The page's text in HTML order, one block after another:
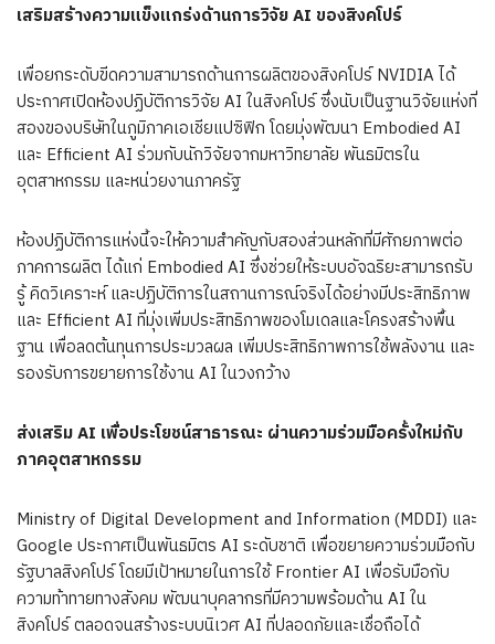
เสริมสร้างความแข็งแกร่งด้านการวิจัย AI ของสิงคโปร์
เพื่อยกระดับขีดความสามารถด้านการผลิตของสิงคโปร์ NVIDIA ได้
ประกาศเปิดห้องปฏิบัติการวิจัย AI ในสิงคโปร์ ซึ่งนับเป็นฐานวิจัยแห่งที่
สองของบริษัทในภูมิภาคเอเชียแปซิฟิก โดยมุ่งพัฒนา Embodied AI
และ Efficient AI ร่วมกับนักวิจัยจากมหาวิทยาลัย พันธมิตรใน
อุตสาหกรรม และหน่วยงานภาครัฐ
ห้องปฏิบัติการแห่งนี้จะให้ความสำคัญกับสองส่วนหลักที่มีศักยภาพต่อ
ภาคการผลิต ได้แก่ Embodied AI ซึ่งช่วยให้ระบบอัจฉริยะสามารถรับ
รู้ คิดวิเคราะห์ และปฏิบัติการในสถานการณ์จริงได้อย่างมีประสิทธิภาพ
และ Efficient AI ที่มุ่งเพิ่มประสิทธิภาพของโมเดลและโครงสร้างพื้น
ฐาน เพื่อลดต้นทุนการประมวลผล เพิ่มประสิทธิภาพการใช้พลังงาน และ
รองรับการขยายการใช้งาน AI ในวงกว้าง
ส่งเสริม AI เพื่อประโยชน์สาธารณะ ผ่านความร่วมมือครั้งใหม่กับ
ภาคอุตสาหกรรม
Ministry of Digital Development and Information (MDDI) และ
Google ประกาศเป็นพันธมิตร AI ระดับชาติ เพื่อขยายความร่วมมือกับ
รัฐบาลสิงคโปร์ โดยมีเป้าหมายในการใช้ Frontier AI เพื่อรับมือกับ
ความท้าทายทางสังคม พัฒนาบุคลากรที่มีความพร้อมด้าน AI ใน
สิงคโปร์ ตลอดจนสร้างระบบนิเวศ AI ที่ปลอดภัยและเชื่อถือได้